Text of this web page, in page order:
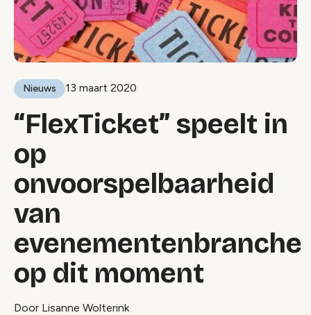
Nieuws 13 maart 2020
“FlexTicket” speelt in
op
onvoorspelbaarheid
van
evenementenbranche
op dit moment
Door Lisanne Wolterink